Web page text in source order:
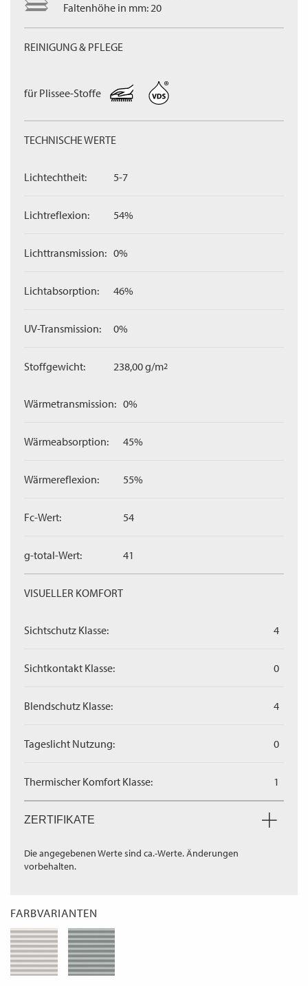
Faltenhöhe in mm: 20
REINIGUNG & PFLEGE
für Plissee-Stoffe
TECHNISCHE WERTE
Lichtechtheit: 5-7
Lichtreflexion: 54%
Lichttransmission: 0%
Lichtabsorption: 46%
UV-Transmission: 0%
Stoffgewicht: 238,00 g/m2
Wärmetransmission: 0%
Wärmeabsorption: 45%
Wärmereflexion: 55%
Fc-Wert: 54
g-total-Wert: 41
VISUELLER KOMFORT
Sichtschutz Klasse: 4
Sichtkontakt Klasse: 0
Blendschutz Klasse: 4
Tageslicht Nutzung: 0
Thermischer Komfort Klasse: 1
ZERTIFIKATE
Die angegebenen Werte sind ca.-Werte. Änderungen
vorbehalten.
FARBVARIANTEN